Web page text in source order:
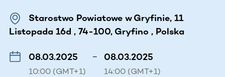
Starostwo Powiatowe w Gryfinie, 11
Listopada 16d , 74-100, Gryfino , Polska
08.03.2025
10:00 (GMT+1)
– 08.03.2025
14:00 (GMT+1)